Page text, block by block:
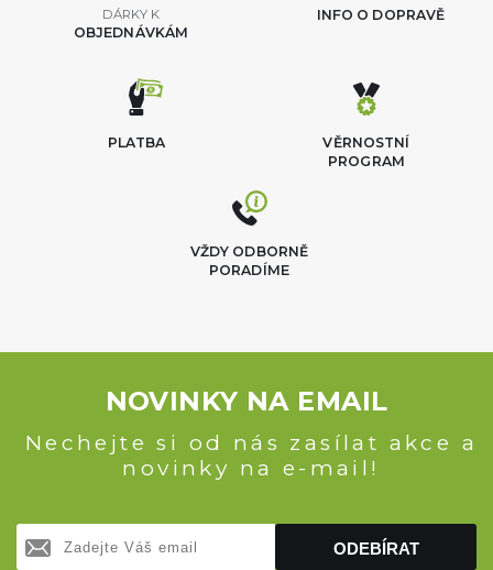
DÁRKY K
OBJEDNÁVKÁM
INFO O DOPRAVĚ
VĚRNOSTNÍ
PROGRAM
PLATBA
VŽDY ODBORNĚ
PORADÍME
NOVINKY NA EMAIL
Nechejte si od nás zasílat akce a
novinky na e-mail!
ODEBÍRAT